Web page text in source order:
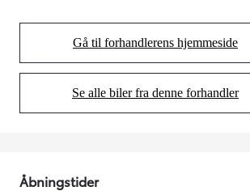
Gå til forhandlerens hjemmeside
(Opens in new tab)
Se alle biler fra denne forhandler
(Opens in new tab)
Åbningstider